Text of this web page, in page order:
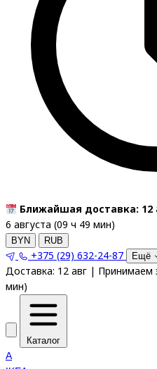
Ближайшая доставка: 12
6 августа (09 ч 49 мин)
BYN RUB
+375 (29) 632-24-87 Ещё
Доставка: 12 авг | Принимаем
мин)
Каталог
A